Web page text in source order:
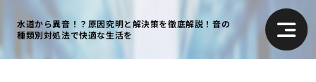
水道から異音！？原因究明と解決策を徹底解説！音の
種類別対処法で快適な生活を